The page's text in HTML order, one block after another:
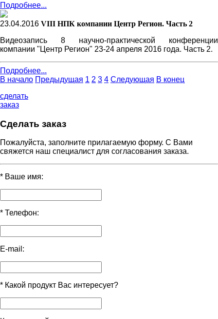
Подробнее...
23.04.2016 VIII НПК компании Центр Регион. Часть 2
Видеозапись 8 научно-практической конференции
компании "Центр Регион" 23-24 апреля 2016 года. Часть 2.
Подробнее...
В начало Предыдущая 1 2 3 4 Следующая В конец
сделать
заказ
Сделать заказ
Пожалуйста, заполните прилагаемую форму. С Вами
свяжется наш специалист для согласования заказа.
* Ваше имя:
* Телефон:
E-mail:
* Какой продукт Вас интересует?